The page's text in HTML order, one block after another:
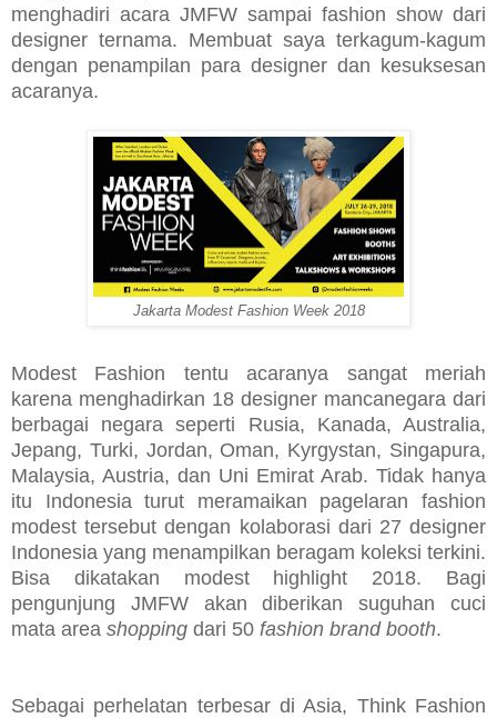
menghadiri acara JMFW sampai fashion show dari
designer ternama. Membuat saya terkagum-kagum
dengan penampilan para designer dan kesuksesan
acaranya.
Jakarta Modest Fashion Week 2018
Modest Fashion tentu acaranya sangat meriah
karena menghadirkan 18 designer mancanegara dari
berbagai negara seperti Rusia, Kanada, Australia,
Jepang, Turki, Jordan, Oman, Kyrgystan, Singapura,
Malaysia, Austria, dan Uni Emirat Arab. Tidak hanya
itu Indonesia turut meramaikan pagelaran fashion
modest tersebut dengan kolaborasi dari 27 designer
Indonesia yang menampilkan beragam koleksi terkini.
Bisa dikatakan modest highlight 2018. Bagi
pengunjung JMFW akan diberikan suguhan cuci
mata area shopping dari 50 fashion brand booth.
Sebagai perhelatan terbesar di Asia, Think Fashion